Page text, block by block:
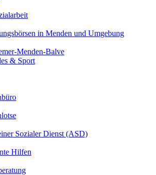
in Menden und Umgebung
Menden-Balve
& Sport
Sozialer Dienst (ASD)
Hilfen